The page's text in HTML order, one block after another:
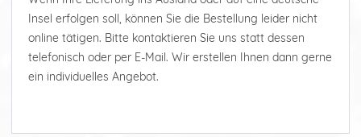
Insel erfolgen soll, können Sie die Bestellung leider nicht
online tätigen. Bitte kontaktieren Sie uns statt dessen
telefonisch oder per E-Mail. Wir erstellen Ihnen dann gerne
ein individuelles Angebot.